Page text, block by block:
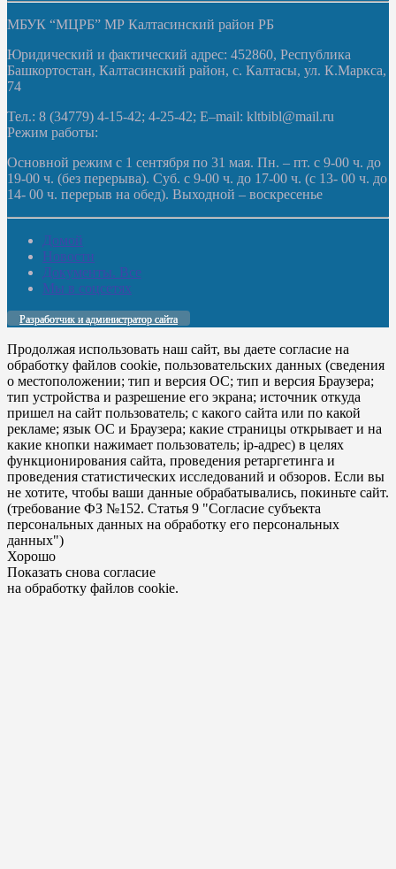
МБУК “МЦРБ” МР Калтасинский район РБ
Юридический и фактический адрес: 452860, Республика
Башкортостан, Калтасинский район, с. Калтасы, ул. К.Маркса,
74
Тел.: 8 (34779) 4-15-42; 4-25-42; E–mail: kltbibl@mail.ru
Режим работы:
Основной режим с 1 сентября по 31 мая. Пн. – пт. с 9-00 ч. до
19-00 ч. (без перерыва). Суб. с 9-00 ч. до 17-00 ч. (с 13- 00 ч. до
14- 00 ч. перерыв на обед). Выходной – воскресенье
Домой
Новости
Документы. Все
Мы в соцсетях
Разработчик и администратор сайта
Продолжая использовать наш сайт, вы даете согласие на
обработку файлов cookie, пользовательских данных (сведения
о местоположении; тип и версия ОС; тип и версия Браузера;
тип устройства и разрешение его экрана; источник откуда
пришел на сайт пользователь; с какого сайта или по какой
рекламе; язык ОС и Браузера; какие страницы открывает и на
какие кнопки нажимает пользователь; ip-адрес) в целях
функционирования сайта, проведения ретаргетинга и
проведения статистических исследований и обзоров. Если вы
не хотите, чтобы ваши данные обрабатывались, покиньте сайт.
(требование ФЗ №152. Статья 9 "Согласие субъекта
персональных данных на обработку его персональных
данных")
Хорошо
Показать снова согласие
на обработку файлов cookie.